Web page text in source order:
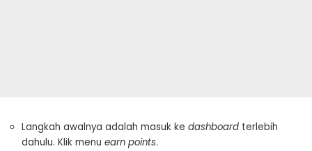
Langkah awalnya adalah masuk ke dashboard terlebih
dahulu. Klik menu earn points.